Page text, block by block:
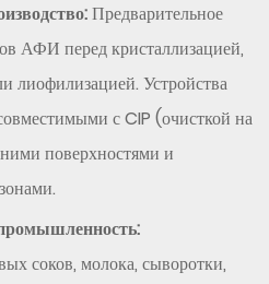
Предварительное
АФИ перед кристаллизацией,
лиофилизацией. Устройства
с CIP (очисткой на
поверхностями и
соков, молока, сыворотки,